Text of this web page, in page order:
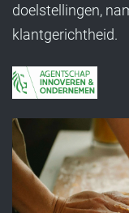
doelstellingen,
klantgerichtheid.